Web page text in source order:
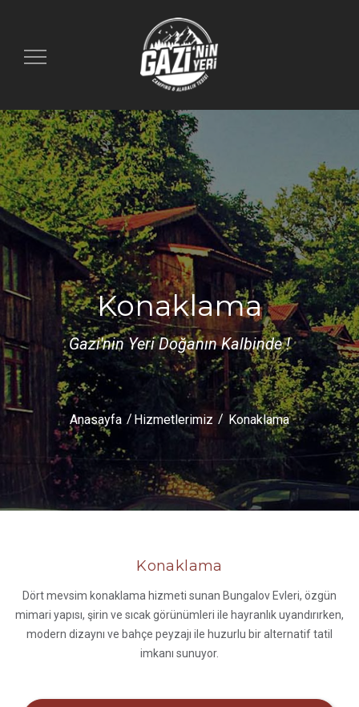
Toggle
Konaklama
Gazi'nin Yeri Doğanın Kalbinde !
Anasayfa Hizmetlerimiz Konaklama
Konaklama
Dört mevsim konaklama hizmeti sunan Bungalov Evleri, özgün
mimari yapısı, şirin ve sıcak görünümleri ile hayranlık uyandırırken,
modern dizaynı ve bahçe peyzajı ile huzurlu bir alternatif tatil
imkanı sunuyor.